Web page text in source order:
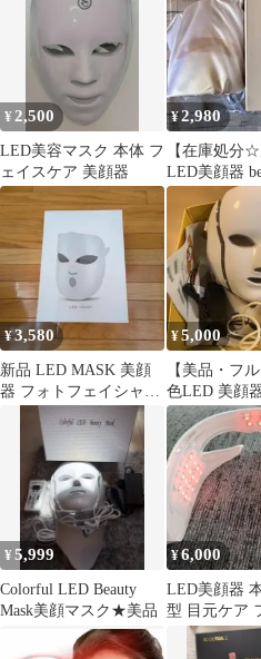
¥ 2,500
LED美容マスク 本体 フ
ェイスケア 美顔器
¥2,980
【在庫処分☆
LED美顔器
¥3,580
新品 LED MASK 美顔
器 フォトフェイシャル
マスク
¥5,000
【美品・フ
色LED 美顔
光エステ 毛
ケア
¥5,999
Colorful LED Beauty
Mask美顔マスク★美品
¥6,000
LED美顔器
型 目元ケア